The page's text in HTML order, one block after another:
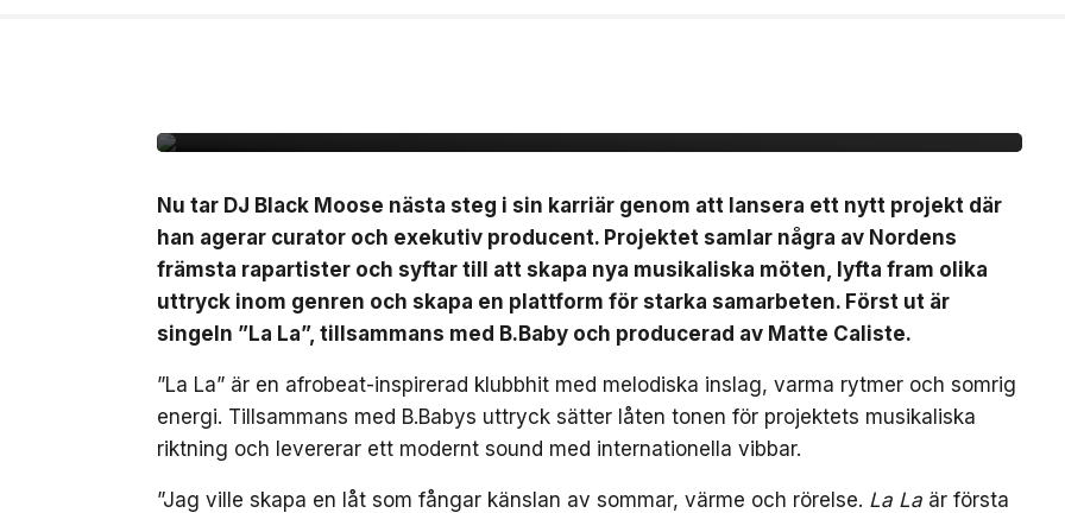
Nu tar DJ Black Moose nästa steg i sin karriär genom att lansera ett nytt projekt där
han agerar curator och exekutiv producent. Projektet samlar några av Nordens
främsta rapartister och syftar till att skapa nya musikaliska möten, lyfta fram olika
uttryck inom genren och skapa en plattform för starka samarbeten. Först ut är
singeln ”La La”, tillsammans med B.Baby och producerad av Matte Caliste.
”La La” är en afrobeat-inspirerad klubbhit med melodiska inslag, varma rytmer och somrig
energi. Tillsammans med B.Babys uttryck sätter låten tonen för projektets musikaliska
riktning och levererar ett modernt sound med internationella vibbar.
”Jag ville skapa en låt som fångar känslan av sommar, värme och rörelse. La La är första